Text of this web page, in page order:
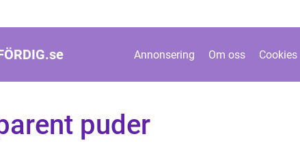
se Annonsering Om oss Cookies
puder